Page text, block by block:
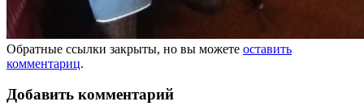
Обратные ссылки закрыты, но вы можете оставить
комментариц.
Добавить комментарий